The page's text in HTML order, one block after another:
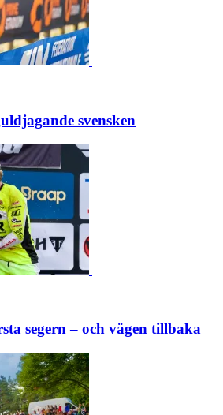
svensken
segern – och vägen tillbaka